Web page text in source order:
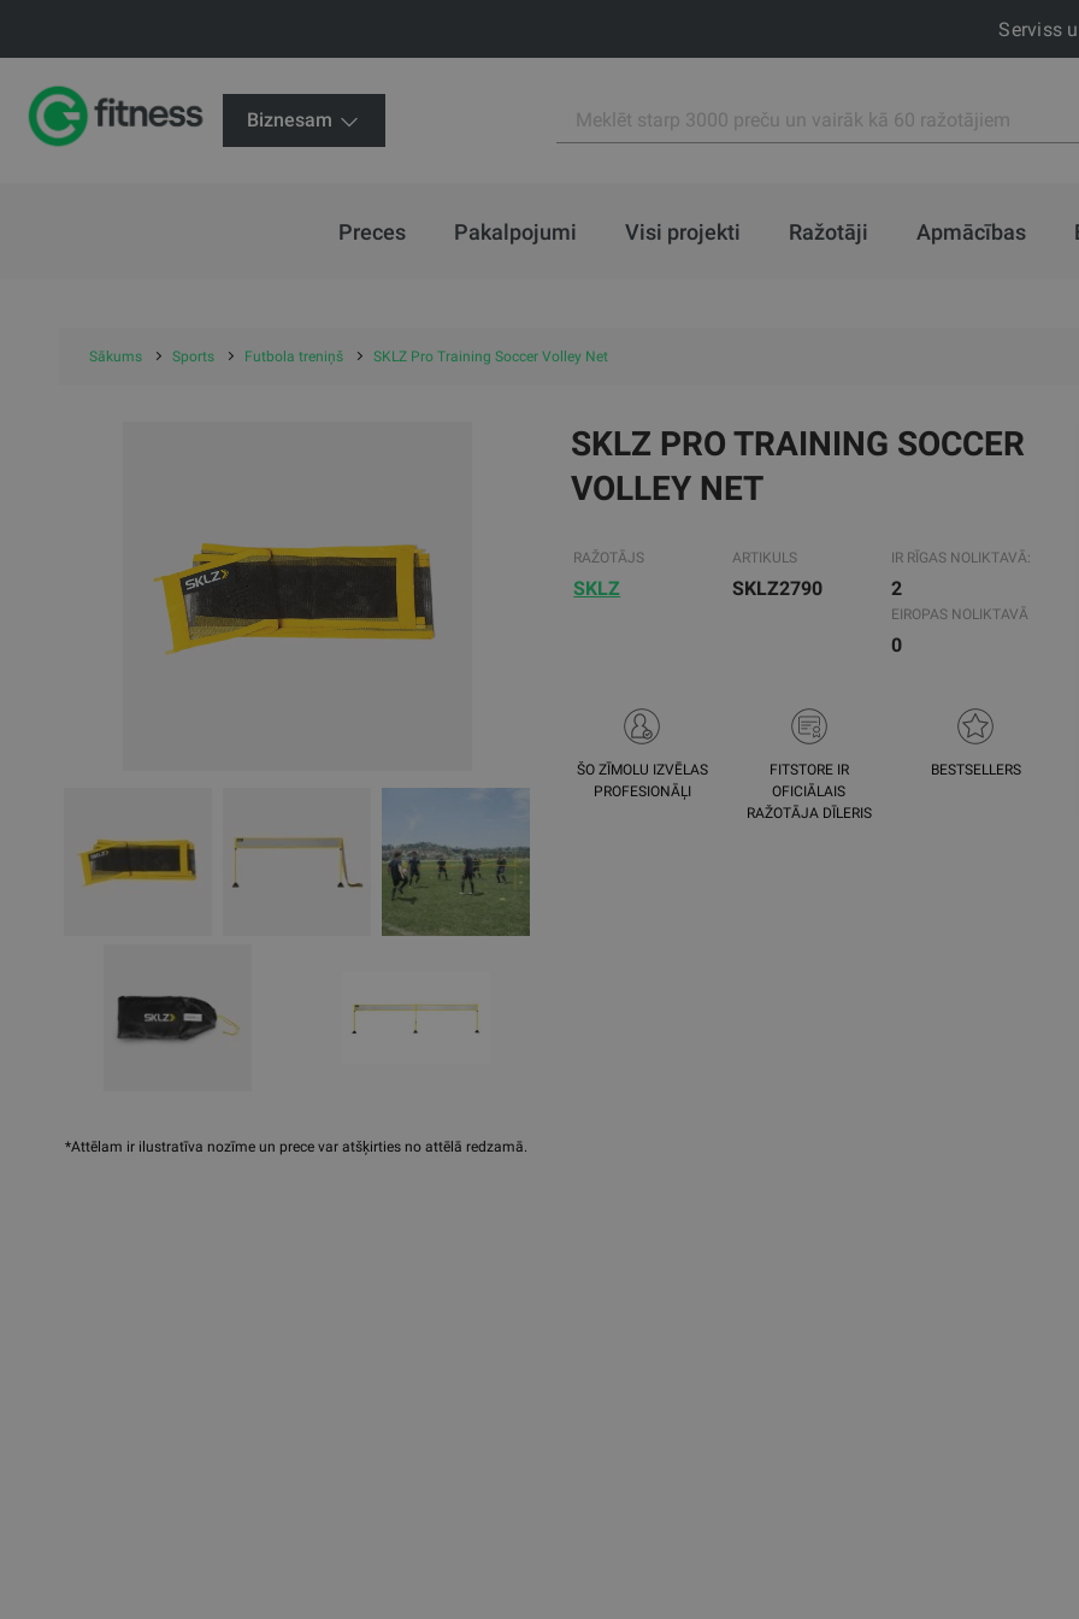
Serviss
Biznesam
Preces Pakalpojumi Visi projekti Ražotāji Apmācības
Sākums Sports Futbola treniņš SKLZ Pro Training Soccer Volley Net
*Attēlam ir ilustratīva nozīme un prece var atšķirties no attēlā redzamā.
SKLZ PRO TRAINING SOCCER
VOLLEY NET
RAŽOTĀJS
SKLZ
ARTIKULS
SKLZ2790
IR RĪGAS NOLIKTAVĀ:
2
EIROPAS NOLIKTAVĀ
0
ŠO ZĪMOLU IZVĒLAS
PROFESIONĀĻI
FITSTORE IR
OFICIĀLAIS
RAŽOTĀJA DĪLERIS
BESTSELLERS